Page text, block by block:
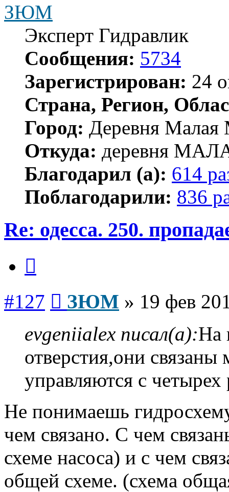
ЗЮМ
Эксперт Гидравлик
Сообщения: 5734
Зарегистрирован: 24
Страна, Регион,
Город: Деревня Малая
Откуда: деревня
Благодарил (а): 614
Поблагодарили: 836
Re: одесса. 250.
#127 ЗЮМ » 19 фев
evgeniialex писал(а):На
отверстия,они
управляются с четырех
Не понимаешь
чем связано. С чем
схеме насоса) и с чем
общей схеме. (схема